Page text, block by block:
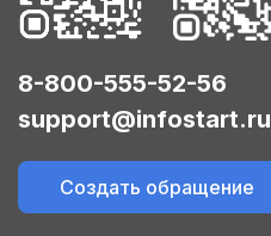
8-800-555-52-56
support@infostart.ru
Создать обращение